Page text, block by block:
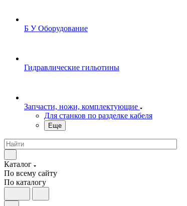
Б У Оборудование
Гидравлические гильотины
Запчасти, ножи, комплектующие
Для станков по разделке кабеля
Еще
Каталог
По всему сайту
По каталогу